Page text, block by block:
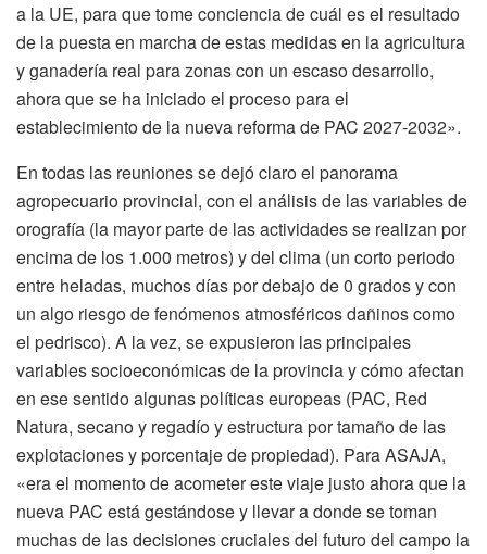
a la UE, para que tome conciencia de cuál es el resultado
de la puesta en marcha de estas medidas en la agricultura
y ganadería real para zonas con un escaso desarrollo,
ahora que se ha iniciado el proceso para el
establecimiento de la nueva reforma de PAC 2027-2032».
En todas las reuniones se dejó claro el panorama
agropecuario provincial, con el análisis de las variables de
orografía (la mayor parte de las actividades se realizan por
encima de los 1.000 metros) y del clima (un corto periodo
entre heladas, muchos días por debajo de 0 grados y con
un algo riesgo de fenómenos atmosféricos dañinos como
el pedrisco). A la vez, se expusieron las principales
variables socioeconómicas de la provincia y cómo afectan
en ese sentido algunas políticas europeas (PAC, Red
Natura, secano y regadío y estructura por tamaño de las
explotaciones y porcentaje de propiedad). Para ASAJA,
«era el momento de acometer este viaje justo ahora que la
nueva PAC está gestándose y llevar a donde se toman
muchas de las decisiones cruciales del futuro del campo la